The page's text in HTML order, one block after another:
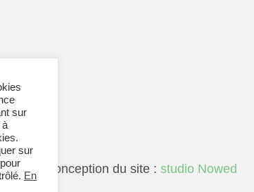
Mâle. Conception du site : studio Nowed
sur
à
sur
En